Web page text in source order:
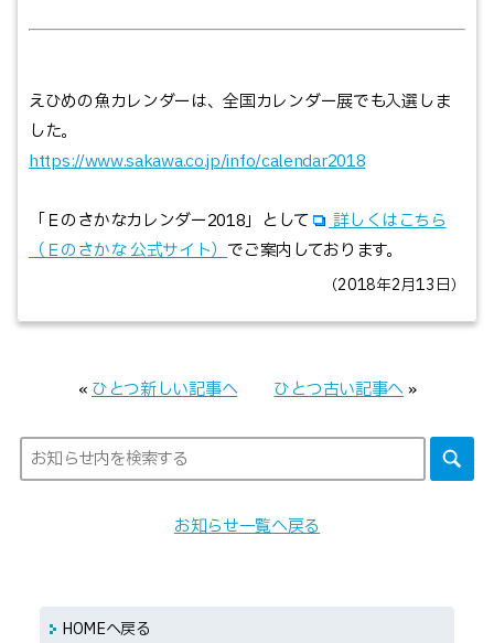
えひめの魚カレンダーは、全国カレンダー展でも入選しま
した。
https://www.sakawa.co.jp/info/calendar2018
「Ｅのさかなカレンダー2018」として
詳しくはこちら
（Ｅのさかな 公式サイト）でご案内しております。
（2018年2月13日）
«ひとつ新しい記事へ ひとつ古い記事へ»
お知らせ一覧へ戻る
HOMEへ戻る